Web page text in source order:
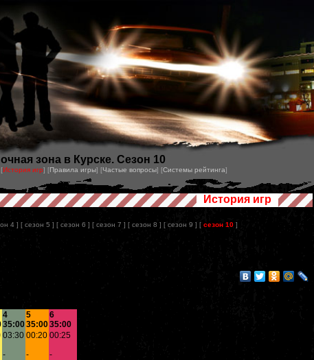
зона в Курске. Сезон 10
История игр] [Правила игры] [Частые вопросы] [Системы рейтинга]
История игр
4 ] [ сезон 5 ] [ сезон 6 ] [ сезон 7 ] [ сезон 8 ] [ сезон 9 ] [ сезон 10 ]
4
35:00
5
35:00
6
35:00
03:30
-
00:20
-
00:25
-